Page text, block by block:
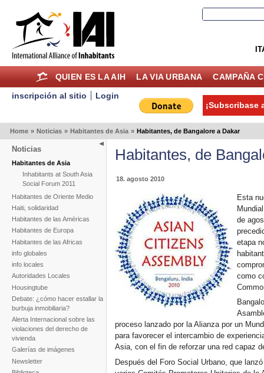
QUIEN ES LA AIH LA VIA URBANA CAMPAÑA
inscripción al sitio
Login
¡Subscribase
Home » Noticias » Habitantes de Asia » Habitantes, de Bangalore a Dakar
Noticias
Habitantes de Asia
Inhabitants at South Asia
Social Forum 2011
Habitantes de Oriente Medio
Haiti, solidaridad
Habitantes de las Américas
Habitantes de Europa
Habitantes de las Africas
info globales
info locales
Autoridades Locales
Housingtube
Debate: ¿cómo hacer estallar la
burbuja inmobiliaria?
Alerta Internacional sobre las
violaciones del derecho de
vivienda
Galerías de imágenes
Newsletter
Habitantes, de
18. agosto 2010
Esta
de
etapa
como
proceso lanzado por la Alianza por un
para favorecer el intercambio de
Asia, con el fin de reforzar una red capaz
Después del Foro Social Urbano, que